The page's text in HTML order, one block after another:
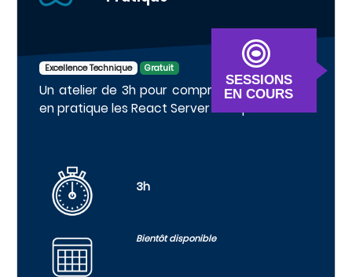
SESSIONS
EN COURS
Excellence Technique Gratuit
Un atelier de 3h pour comprendre et mettre
en pratique les React Server Components.
3h
Bientôt disponible